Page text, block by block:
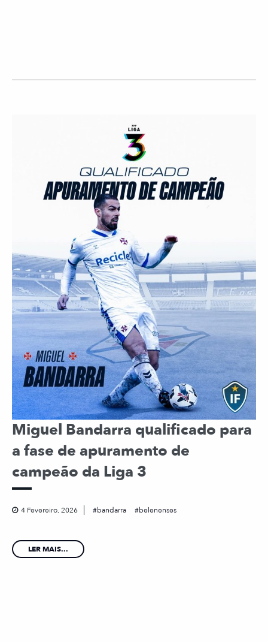
Miguel Bandarra qualificado para
a fase de apuramento de
campeão da Liga 3
4 Fevereiro, 2026 bandarra belenenses
LER MAIS...